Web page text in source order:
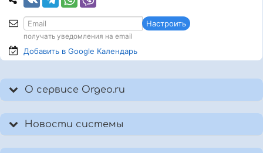
Настроить
получать уведомления на email
Добавить в Google Календарь
О сервисе Orgeo.ru
Новости системы